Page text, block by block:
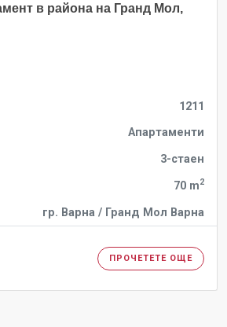
в района на Гранд Мол,
1211
Апартаменти
3-стаен
70 m2
гр. Варна / Гранд Мол Варна
ПРОЧЕТЕТЕ ОЩЕ